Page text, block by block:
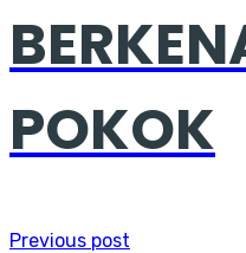
POKOK
Previous post